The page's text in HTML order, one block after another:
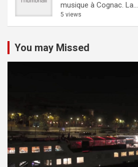
musique à Cognac. La...
5 views
You may Missed